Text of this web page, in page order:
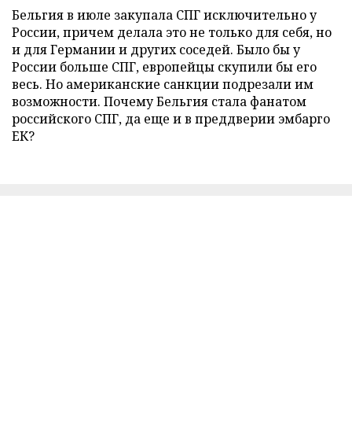
Бельгия в июле закупала СПГ исключительно у
России, причем делала это не только для себя, но
и для Германии и других соседей. Было бы у
России больше СПГ, европейцы скупили бы его
весь. Но американские санкции подрезали им
возможности. Почему Бельгия стала фанатом
российского СПГ, да еще и в преддверии эмбарго
ЕК?